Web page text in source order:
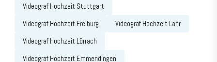
Videograf Hochzeit Stuttgart
Videograf Hochzeit Freiburg
Videograf Hochzeit Lahr
Videograf Hochzeit Lörrach
Videograf Hochzeit Emmendingen